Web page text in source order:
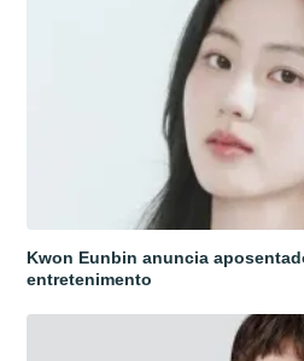
Kwon Eunbin anuncia
entretenimento